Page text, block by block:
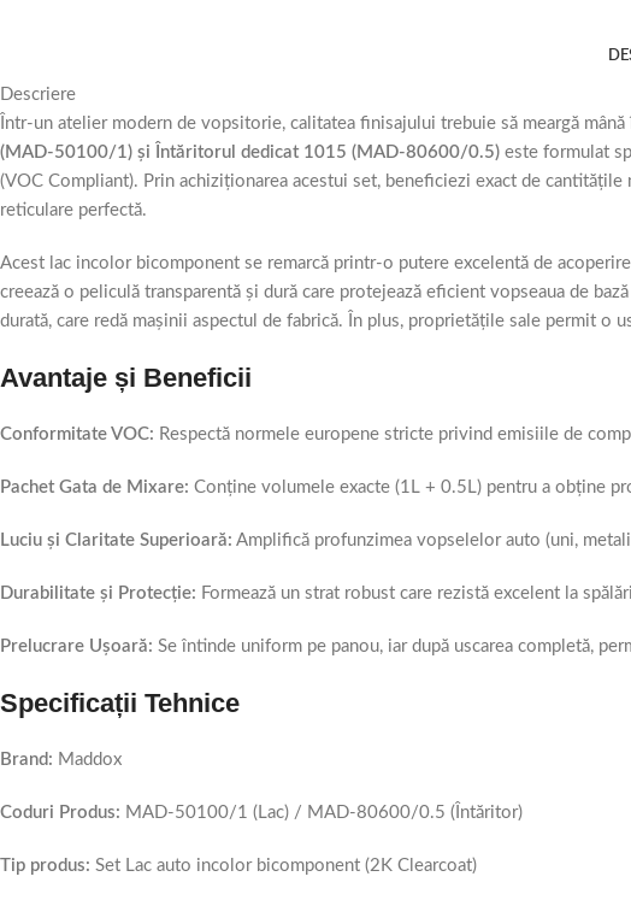
Descriere
Într-un atelier modern de vopsitorie, calitatea finisajului trebuie să meargă
(MAD-50100/1) și Întăritorul dedicat 1015 (MAD-80600/0.5) este formulat
(VOC Compliant). Prin achiziționarea acestui set, beneficiezi exact de
reticulare perfectă.
Acest lac incolor bicomponent se remarcă printr-o putere excelentă de
creează o peliculă transparentă și dură care protejează eficient vopseaua de
durată, care redă mașinii aspectul de fabrică. În plus, proprietățile sale permit o
Avantaje și Beneficii
Conformitate VOC: Respectă normele europene stricte privind emisiile de
Pachet Gata de Mixare: Conține volumele exacte (1L + 0.5L) pentru a obține
Luciu și Claritate Superioară: Amplifică profunzimea vopselelor auto (uni,
Durabilitate și Protecție: Formează un strat robust care rezistă excelent la
Prelucrare Ușoară: Se întinde uniform pe panou, iar după uscarea completă,
Specificații Tehnice
Brand: Maddox
Coduri Produs: MAD-50100/1 (Lac) / MAD-80600/0.5 (Întăritor)
Tip produs: Set Lac auto incolor bicomponent (2K Clearcoat)